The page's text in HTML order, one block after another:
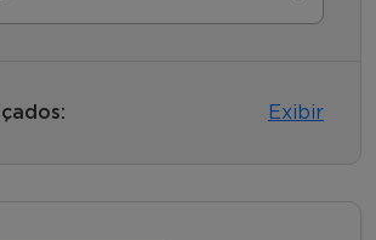
Exibir